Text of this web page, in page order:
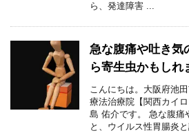
ら、発達障害 ...
急な腹痛や吐き気
ら寄生虫かもしれ
こんにちは。大阪府池
療法治療院【関西カイ
島 佑介です。 急な腹痛
と、ウイルス性胃腸炎